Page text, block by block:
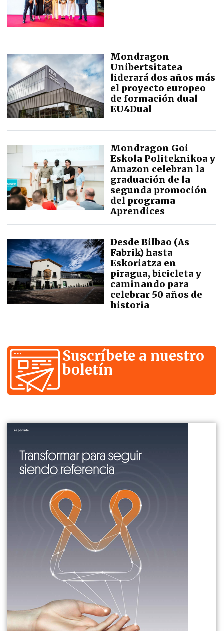
Mondragon
Unibertsitatea
liderará dos años más
el proyecto europeo
de formación dual
EU4Dual
Mondragon Goi
Eskola Politeknikoa y
Amazon celebran la
graduación de la
segunda promoción
del programa
Aprendices
Desde Bilbao (As
Fabrik) hasta
Eskoriatza en
piragua, bicicleta y
caminando para
celebrar 50 años de
historia
Suscríbete a nuestro
boletín